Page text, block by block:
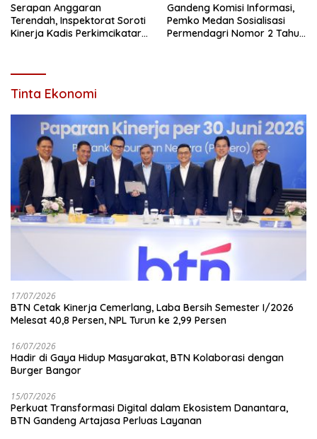
Serapan Anggaran
Terendah, Inspektorat Soroti
Kinerja Kadis Perkimcikataru
Gandeng Komisi Informasi,
Pemko Medan Sosialisasi
Permendagri Nomor 2 Tahun
Tinta Ekonomi
17/07/2026
BTN Cetak Kinerja Cemerlang, Laba Bersih Semester I/2026
Melesat 40,8 Persen, NPL Turun ke 2,99 Persen
16/07/2026
Hadir di Gaya Hidup Masyarakat, BTN Kolaborasi dengan
Burger Bangor
15/07/2026
Perkuat Transformasi Digital dalam Ekosistem Danantara,
BTN Gandeng Artajasa Perluas Layanan